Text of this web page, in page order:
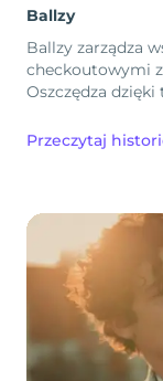
Ballzy
Ballzy zarządza
checkoutowymi
Oszczędza
Przeczytaj